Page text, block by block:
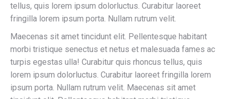
tellus, quis lorem ipsum dolorluctus. Curabitur laoreet
fringilla lorem ipsum porta. Nullam rutrum velit.
Maecenas sit amet tincidunt elit. Pellentesque habitant
morbi tristique senectus et netus et malesuada fames ac
turpis egestas ulla! Curabitur quis rhoncus tellus, quis
lorem ipsum dolorluctus. Curabitur laoreet fringilla lorem
ipsum porta. Nullam rutrum velit. Maecenas sit amet